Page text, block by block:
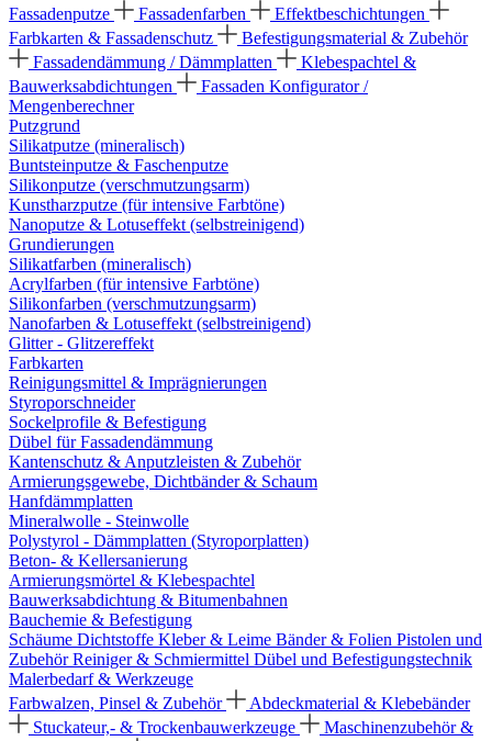
Fassadenputze
Fassadenfarben
Effektbeschichtungen
Farbkarten & Fassadenschutz
Befestigungsmaterial & Zubehör
Fassadendämmung / Dämmplatten
Klebespachtel &
Bauwerksabdichtungen
Fassaden Konfigurator /
Mengenberechner
Putzgrund
Silikatputze (mineralisch)
Buntsteinputze & Faschenputze
Silikonputze (verschmutzungsarm)
Kunstharzputze (für intensive Farbtöne)
Nanoputze & Lotuseffekt (selbstreinigend)
Grundierungen
Silikatfarben (mineralisch)
Acrylfarben (für intensive Farbtöne)
Silikonfarben (verschmutzungsarm)
Nanofarben & Lotuseffekt (selbstreinigend)
Glitter - Glitzereffekt
Farbkarten
Reinigungsmittel & Imprägnierungen
Styroporschneider
Sockelprofile & Befestigung
Dübel für Fassadendämmung
Kantenschutz & Anputzleisten & Zubehör
Armierungsgewebe, Dichtbänder & Schaum
Hanfdämmplatten
Mineralwolle - Steinwolle
Polystyrol - Dämmplatten (Styroporplatten)
Beton- & Kellersanierung
Armierungsmörtel & Klebespachtel
Bauwerksabdichtung & Bitumenbahnen
Bauchemie & Befestigung
Schäume Dichtstoffe Kleber & Leime Bänder & Folien Pistolen und
ZubehörReiniger & Schmiermittel Dübel und Befestigungstechnik
Malerbedarf & Werkzeuge
Farbwalzen, Pinsel & Zubehör
Abdeckmaterial & Klebebänder
Stuckateur,- & Trockenbauwerkzeuge
Maschinenzubehör &